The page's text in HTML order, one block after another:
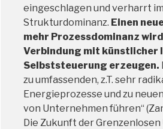
eingeschlagen und verharrt
Strukturdominanz. Einen
mehr Prozessdominanz
Verbindung mit künstlicher
Selbststeuerung erzeugen.
zu umfassenden, z.T. sehr
Energieprozesse und zu
von Unternehmen führen“
Die Zukunft der